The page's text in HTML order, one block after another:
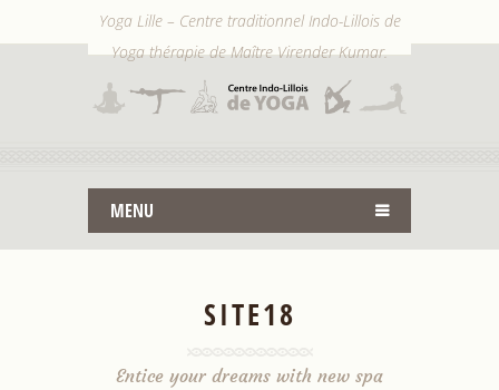
Yoga Lille – Centre traditionnel Indo-Lillois de
Yoga thérapie de Maître Virender Kumar.
MENU
SITE18
Entice your dreams with new spa